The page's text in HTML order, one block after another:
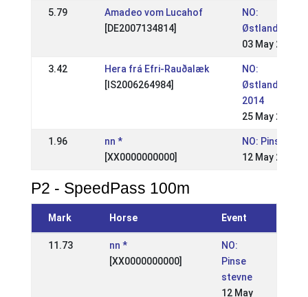
5.79
Amadeo vom Lucahof
[DE2007134814]
NO:
03 May 2015
3.42
Hera frá Efri-Rauðalæk
[IS2006264984]
NO:
2014
25 May 2014
1.96
nn *
[XX0000000000]
NO: Pinse
12 May 2008
P2 - SpeedPass 100m
Mark Horse Event
11.73
nn *
[XX0000000000]
NO:
Pinse
stevne
12 May